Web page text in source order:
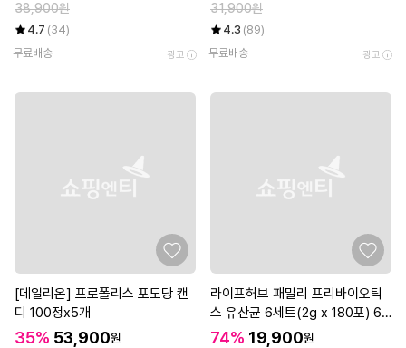
38,900원
4.7 (34)
무료배송
광고
31,900원
4.3 (89)
무료배송
광고
[데일리온] 프로폴리스 포도당 캔
디 100정x5개
35% 53,900원
라이프허브 패밀리 프리바이오틱
스 유산균 6세트(2g x 180포) 6
개월분
74% 19,900원